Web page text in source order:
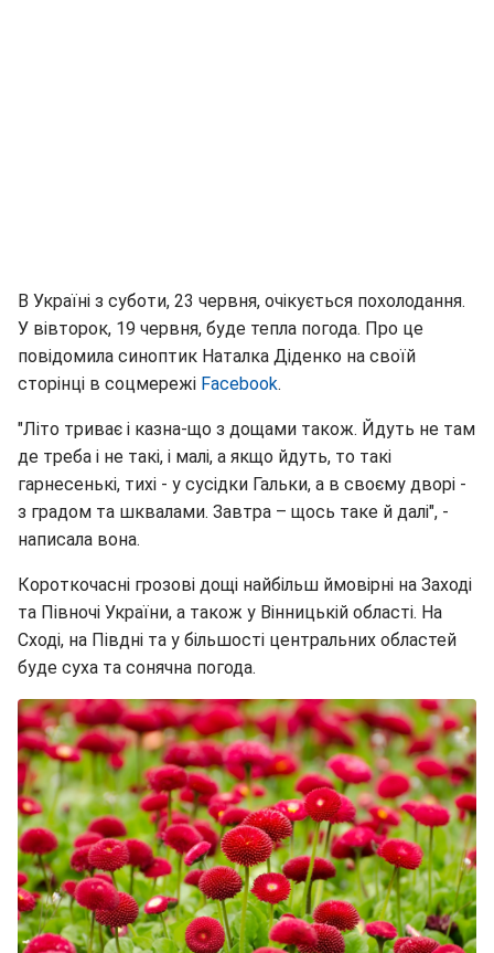
В Україні з суботи, 23 червня, очікується похолодання.
У вівторок, 19 червня, буде тепла погода. Про це
повідомила синоптик Наталка Діденко на своїй
сторінці в соцмережі Facebook.
"Літо триває і казна-що з дощами також. Йдуть не там
де треба і не такі, і малі, а якщо йдуть, то такі
гарнесенькі, тихі - у сусідки Гальки, а в своєму дворі -
з градом та шквалами. Завтра – щось таке й далі", -
написала вона.
Короткочасні грозові дощі найбільш ймовірні на Заході
та Півночі України, а також у Вінницькій області. На
Сході, на Півдні та у більшості центральних областей
буде суха та сонячна погода.